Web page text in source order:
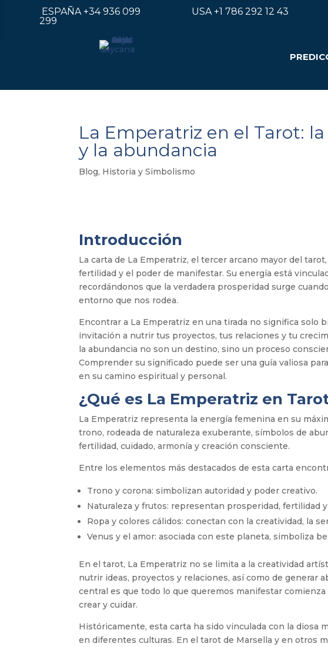
ESPAÑA+34 936 099
299
USA+1 786 292 12 43
La Emperatriz en el Tarot:
y la abundancia
Blog, Historia y Simbolismo
Introducción
La carta de La Emperatriz, el tercer arcano mayor del
fertilidad y el poder de manifestar. Su energía está
recordándonos que la verdadera prosperidad surge
entorno que nos rodea.
Encontrar a La Emperatriz en una tirada no significa solo
invitación a nutrir tus proyectos, tus relaciones y tu
la abundancia no son un destino, sino un proceso
Comprender su significado puede ser una guía valiosa
en su camino espiritual y personal.
¿Qué es La Emperatriz en
La Emperatriz representa la energía femenina en su
trono, rodeada de naturaleza exuberante, símbolos de
fertilidad, cuidado, armonía y creación consciente.
Entre los elementos más destacados de esta carta
Trono y corona: simbolizan autoridad y poder creativo.
Naturaleza y frutos: representan prosperidad, fertilidad
Ropa y colores cálidos: conectan con la creatividad, la
Venus y el amor: asociada con este planeta, simboliza
En el tarot, La Emperatriz no se limita a la creatividad
nutrir ideas, proyectos y relaciones, así como de generar
central es que todo lo que queremos manifestar
crear y cuidar.
Históricamente, esta carta ha sido vinculada con la diosa
en diferentes culturas. En el tarot de Marsella y en otros